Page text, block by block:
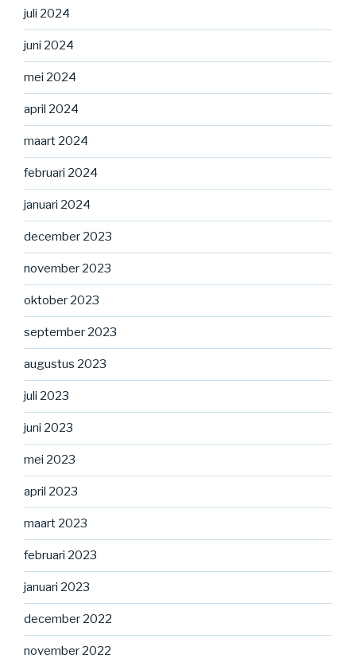
juli 2024
juni 2024
mei 2024
april 2024
maart 2024
februari 2024
januari 2024
december 2023
november 2023
oktober 2023
september 2023
augustus 2023
juli 2023
juni 2023
mei 2023
april 2023
maart 2023
februari 2023
januari 2023
december 2022
november 2022